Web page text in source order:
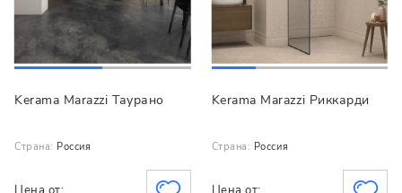
Kerama Marazzi Таурано
Страна: Россия
Kerama Marazzi Риккарди
Страна: Россия